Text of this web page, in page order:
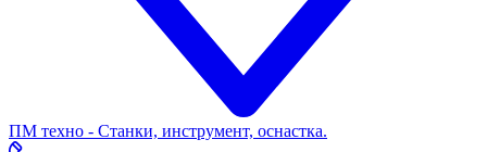
ПМ техно - Станки, инструмент, оснастка.